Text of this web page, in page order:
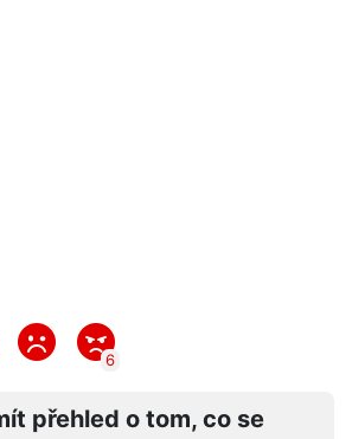
6
přehled o tom, co se